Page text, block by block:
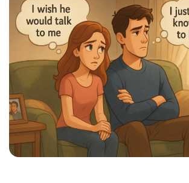
Familia
Ayuda
Cursos
Recursos
Comunidad